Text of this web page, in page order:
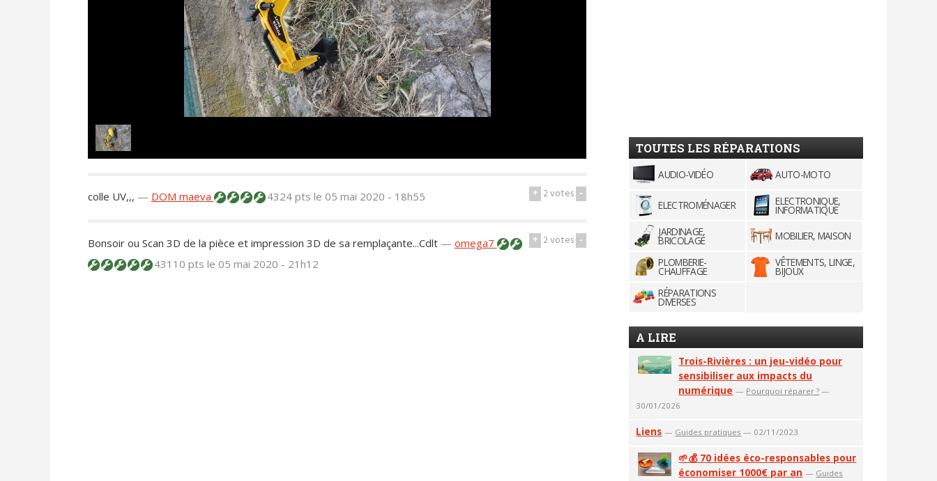
+ 2votes -
colle UV,,, — DOM maeva 4324 pts le 05 mai 2020 - 18h55
+ 2votes -
Bonsoir ou Scan 3D de la pièce et impression 3D de sa remplaçante...Cdlt — omega7
43110 pts le 05 mai 2020 - 21h12
TOUTES LES RÉPARATIONS
AUDIO-VIDÉO AUTO-MOTO
ELECTROMÉNAGER ELECTRONIQUE,
INFORMATIQUE
JARDINAGE,
BRICOLAGE
MOBILIER, MAISON
PLOMBERIE-
CHAUFFAGE
VÊTEMENTS, LINGE,
BIJOUX
RÉPARATIONS
DIVERSES
A LIRE
Trois-Rivières : un jeu-vidéo pour
sensibiliser aux impacts du
numérique — Pourquoi réparer ? —
30/01/2026
Liens — Guides pratiques — 02/11/2023
🌱💰 70 idées éco-responsables pour
économiser 1000€ par an — Guides